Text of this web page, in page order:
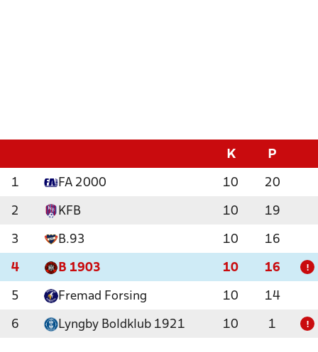
K P
1 FA 2000 10 20
2 KFB 10 19
3 B.93 10 16
4 B 1903 10 16 !
5 Fremad Forsing 10 14
6 Lyngby Boldklub 1921 10 1 !